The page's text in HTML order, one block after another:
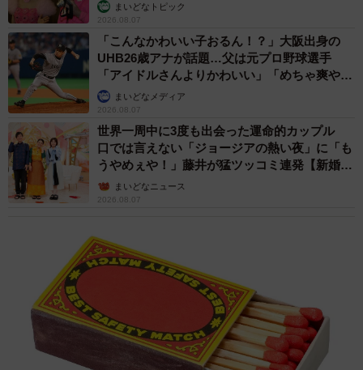
まいどなトピック
2026.08.07
「こんなかわいい子おるん！？」大阪出身の
UHB26歳アナが話題…父は元プロ野球選手
「アイドルさんよりかわいい」「めちゃ爽や
か」まいどなメディア
2026.08.07
世界一周中に3度も出会った運命的カップル
口では言えない「ジョージアの熱い夜」に「も
うやめぇや！」藤井が猛ツッコミ連発【新婚さ
ん】まいどなニュース
2026.08.07